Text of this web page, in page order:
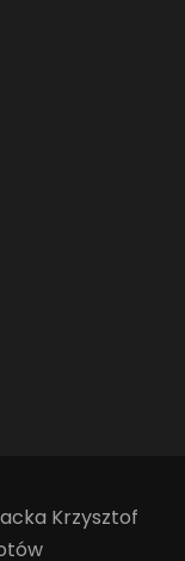
Krzysztof